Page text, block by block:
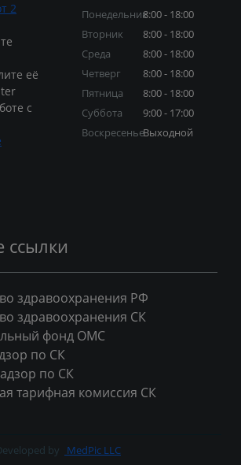
2
её
с
Понедельник
Вторник
Среда
Четверг
Пятница
Суббота
Воскресенье
8:00 - 18:00
8:00 - 18:00
8:00 - 18:00
8:00 - 18:00
8:00 - 18:00
9:00 - 17:00
Выходной
ссылки
здравоохранения РФ
здравоохранения СК
фонд ОМС
по СК
по СК
тарифная комиссия СК
by MedPic LLC